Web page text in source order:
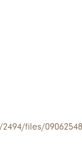
files/